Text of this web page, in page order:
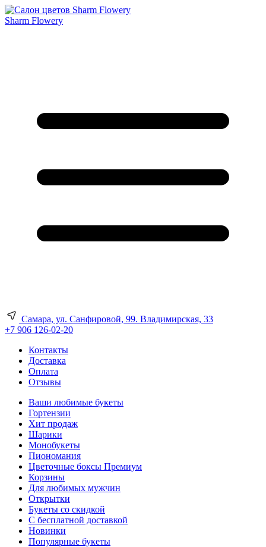
Sharm Flowery
Самара, ул. Санфировой, 99. Владимирская, 33
+7 906 126-02-20
Контакты
Доставка
Оплата
Отзывы
Ваши любимые букеты
Гортензии
Хит продаж
Шарики
Монобукеты
Пиономания
Цветочные боксы Премиум
Корзины
Для любимых мужчин
Открытки
Букеты со скидкой
С бесплатной доставкой
Новинки
Популярные букеты